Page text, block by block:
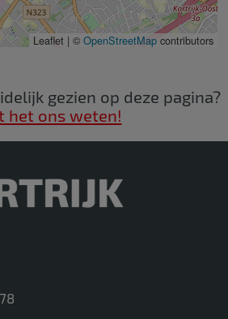
Leaflet | ©OpenStreetMap contributors
gezien op deze pagina?
het ons weten!